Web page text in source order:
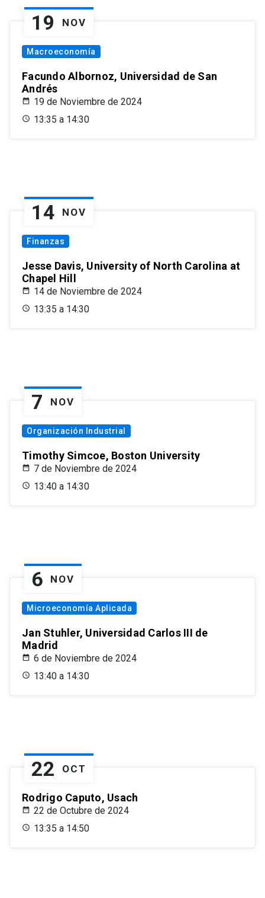
19 NOV
Macroeconomía
Facundo Albornoz, Universidad de San
Andrés
19 de Noviembre de 2024
13:35 a 14:30
14 NOV
Finanzas
Jesse Davis, University of North Carolina at
Chapel Hill
14 de Noviembre de 2024
13:35 a 14:30
7 NOV
Organización Industrial
Timothy Simcoe, Boston University
7 de Noviembre de 2024
13:40 a 14:30
6 NOV
Microeconomía Aplicada
Jan Stuhler, Universidad Carlos III de
Madrid
6 de Noviembre de 2024
13:40 a 14:30
22 OCT
Rodrigo Caputo, Usach
22 de Octubre de 2024
13:35 a 14:50